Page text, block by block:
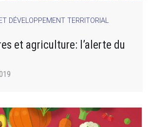
DÉVELOPPEMENT TERRITORIAL
et agriculture: l’alerte du